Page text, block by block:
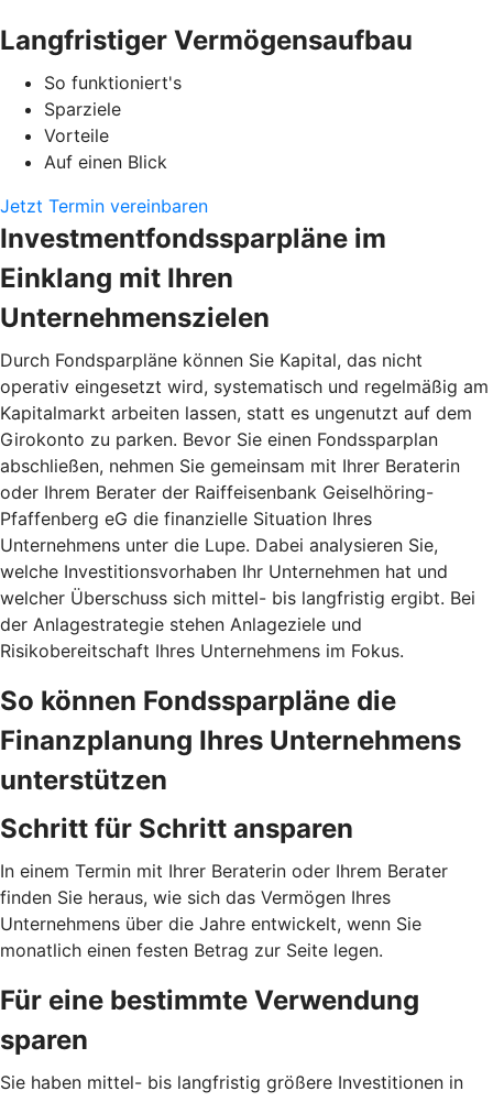
Langfristiger Vermögensaufbau
So funktioniert's
Sparziele
Vorteile
Auf einen Blick
Jetzt Termin vereinbaren
Investmentfondssparpläne im
Einklang mit Ihren
Unternehmenszielen
Durch Fondsparpläne können Sie Kapital, das nicht
operativ eingesetzt wird, systematisch und regelmäßig am
Kapitalmarkt arbeiten lassen, statt es ungenutzt auf dem
Girokonto zu parken. Bevor Sie einen Fondssparplan
abschließen, nehmen Sie gemeinsam mit Ihrer Beraterin
oder Ihrem Berater der Raiffeisenbank Geiselhöring-
Pfaffenberg eG die finanzielle Situation Ihres
Unternehmens unter die Lupe. Dabei analysieren Sie,
welche Investitionsvorhaben Ihr Unternehmen hat und
welcher Überschuss sich mittel- bis langfristig ergibt. Bei
der Anlagestrategie stehen Anlageziele und
Risikobereitschaft Ihres Unternehmens im Fokus.
So können Fondssparpläne die
Finanzplanung Ihres Unternehmens
unterstützen
Schritt für Schritt ansparen
In einem Termin mit Ihrer Beraterin oder Ihrem Berater
finden Sie heraus, wie sich das Vermögen Ihres
Unternehmens über die Jahre entwickelt, wenn Sie
monatlich einen festen Betrag zur Seite legen.
Für eine bestimmte Verwendung
sparen
Sie haben mittel- bis langfristig größere Investitionen in